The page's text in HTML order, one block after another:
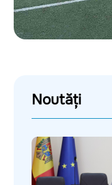
Noutăți